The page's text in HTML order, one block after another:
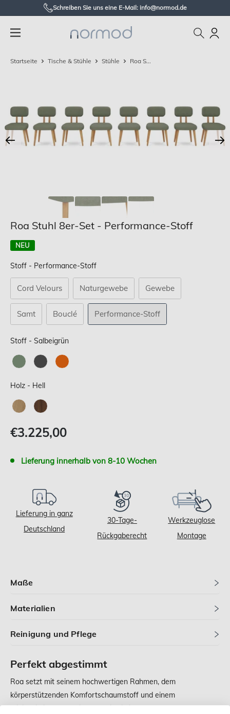
springen
Schreiben Sie uns eine E-Mail: info@normod.de
Normod
Startseite Tische & Stühle Stühle Roa S...
Roa Stuhl 8er-Set - Performance-Stoff
NEU
Stoff - Performance-StoffStoff
Cord Velours Naturgewebe Gewebe
Samt Bouclé Performance-Stoff
Stoff
Stoff - Salbeigrün
Holz - HellHolz
Verkaufspreis
€3.225,00
Lieferung innerhalb von 8-10 Wochen
Lieferung in ganz
Deutschland
30-Tage-
Rückgaberecht
Werkzeuglose
Montage
Maße
Materialien
Reinigung und Pflege
Perfekt abgestimmt
Roa setzt mit seinem hochwertigen Rahmen, dem
körperstützenden Komfortschaumstoff und einem
minimalistischen Design, das sich in jede Ecke Ihres Hauses